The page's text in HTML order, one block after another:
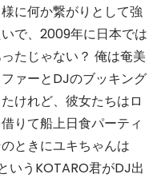
に何か繋がりとして強
で、2009年に日本では
たじゃない？ 俺は奄美
ァーとDJのブッキング
けれど、彼女たちはロ
りて船上日食パーティ
ときにユキちゃんは
いうKOTARO君がDJ出